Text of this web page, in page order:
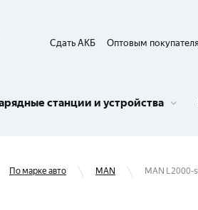
Сдать АКБ Оптовым
станции и устройства
По марке авто MAN MAN L2000-